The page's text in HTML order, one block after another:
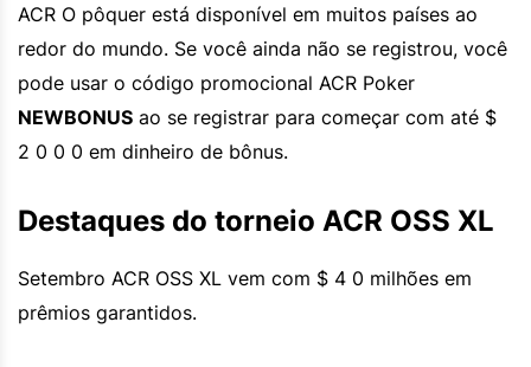
ACR O pôquer está disponível em muitos países ao
redor do mundo. Se você ainda não se registrou, você
pode usar o código promocional ACR Poker
NEWBONUS ao se registrar para começar com até $
2 0 0 0 em dinheiro de bônus.
Destaques do torneio ACR OSS XL
Setembro ACR OSS XL vem com $ 4 0 milhões em
prêmios garantidos.